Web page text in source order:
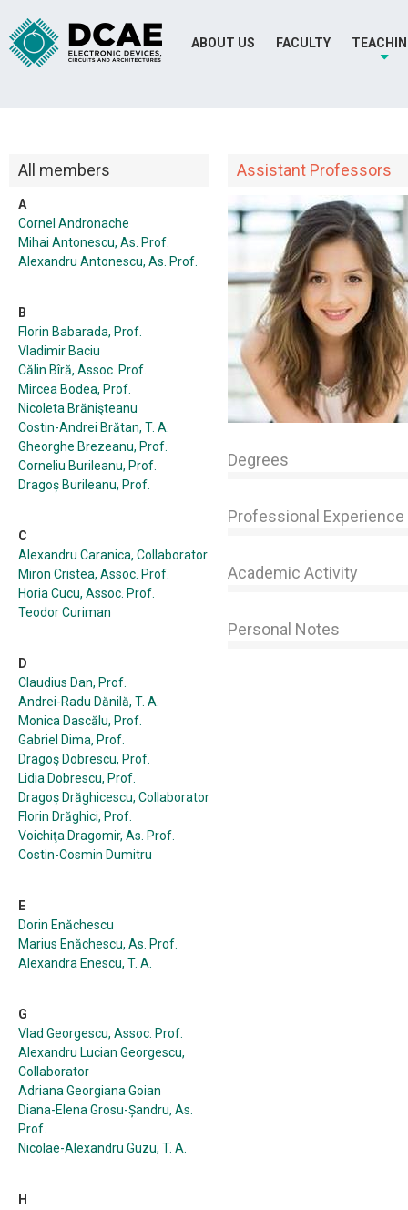
ABOUT US FACULTY
All members
A
Cornel Andronache
Mihai Antonescu, As. Prof.
Alexandru Antonescu, As. Prof.
B
Florin Babarada, Prof.
Vladimir Baciu
Călin Bîră, Assoc. Prof.
Mircea Bodea, Prof.
Nicoleta Brănişteanu
Costin-Andrei Brătan, T. A.
Gheorghe Brezeanu, Prof.
Corneliu Burileanu, Prof.
Dragoș Burileanu, Prof.
C
Alexandru Caranica, Collaborator
Miron Cristea, Assoc. Prof.
Horia Cucu, Assoc. Prof.
Teodor Curiman
D
Claudius Dan, Prof.
Andrei-Radu Dănilă, T. A.
Monica Dascălu, Prof.
Gabriel Dima, Prof.
Dragoş Dobrescu, Prof.
Lidia Dobrescu, Prof.
Dragoș Drăghicescu, Collaborator
Florin Drăghici, Prof.
Voichiţa Dragomir, As. Prof.
Costin-Cosmin Dumitru
E
Dorin Enăchescu
Marius Enăchescu, As. Prof.
Alexandra Enescu, T. A.
G
Vlad Georgescu, Assoc. Prof.
Alexandru Lucian Georgescu,
Collaborator
Adriana Georgiana Goian
Diana-Elena Grosu-Șandru, As.
Prof.
Nicolae-Alexandru Guzu, T. A.
H
Assistant Professors
Degrees
Professional Experience
Academic Activity
Personal Notes